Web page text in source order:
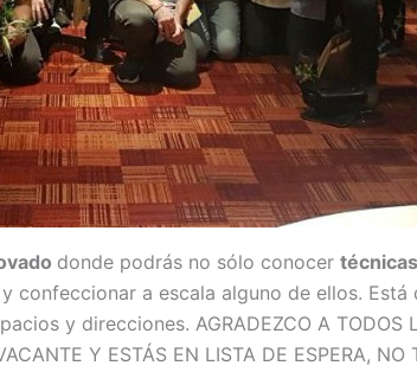
donde podrás no sólo conocer técnicas
confeccionar a escala alguno de ellos.
y direcciones. AGRADEZCO A TODOS
Y ESTÁS EN LISTA DE ESPERA, NO